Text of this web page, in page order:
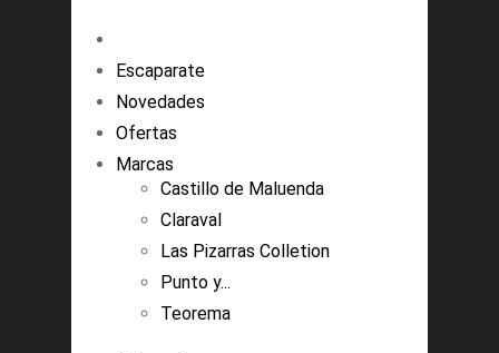
Escaparate
Novedades
Ofertas
Marcas
Castillo de Maluenda
Claraval
Las Pizarras Colletion
Punto y...
Teorema